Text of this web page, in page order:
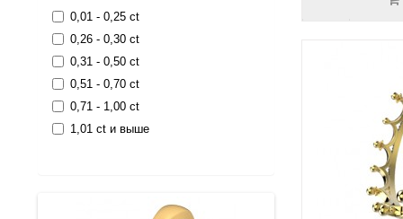
0,01 - 0,25 ct
0,26 - 0,30 ct
0,31 - 0,50 ct
0,51 - 0,70 ct
0,71 - 1,00 ct
1,01 ct и выше